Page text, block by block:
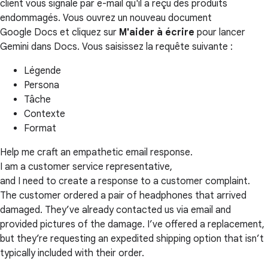
client vous signale par e-mail qu'il a reçu des produits
endommagés. Vous ouvrez un nouveau document
Google Docs et cliquez sur M'aider à écrire pour lancer
Gemini dans Docs. Vous saisissez la requête suivante :
Légende
Persona
Tâche
Contexte
Format
Help me craft an empathetic email response.
I am a customer service representative,
and I need to create a response to a customer complaint.
The customer ordered a pair of headphones that arrived
damaged. They’ve already contacted us via email and
provided pictures of the damage. I’ve offered a replacement,
but they’re requesting an expedited shipping option that isn’t
typically included with their order.